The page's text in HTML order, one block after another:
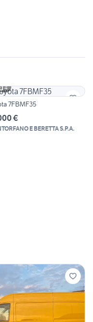
4
7FBMF35
€
E BERETTA S.P.A.